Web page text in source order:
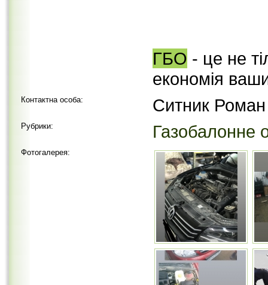
ГБО - це не
економія
Контактна особа: Ситник
Рубрики: Газобалонне
Фотогалерея: